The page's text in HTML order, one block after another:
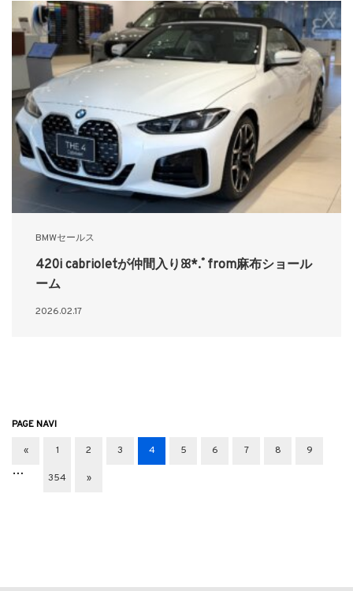
BMWセールス
420i cabrioletが仲間入りꕤ*.ﾟfrom麻布ショール
ーム
2026.02.17
PAGE NAVI
« 1 2 3 4 5 6 7 8 9
… 354 »